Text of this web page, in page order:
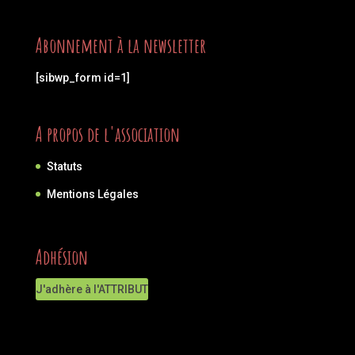
Abonnement à la newsletter
[sibwp_form id=1]
A propos de l'association
Statuts
Mentions Légales
Adhésion
J'adhère à l'ATTRIBUT